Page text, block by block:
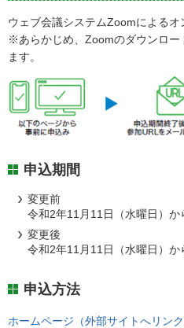
ウェブ会議システムZoomによるオ
※あらかじめ、Zoomのダウンロー
ます。
申込期間
変更前
令和2年11月11日（水曜日）
変更後
令和2年11月11日（水曜日）
申込方法
ホームページ（外部サイトへリンク